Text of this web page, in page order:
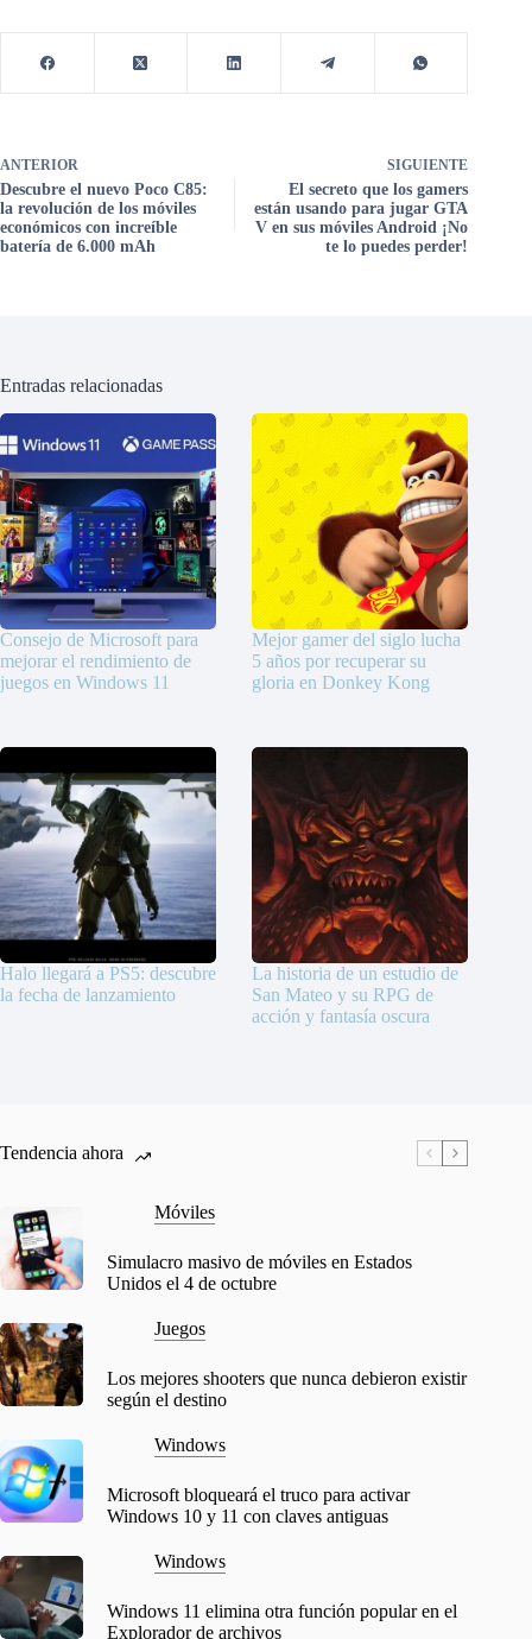
ANTERIOR
Descubre el nuevo Poco C85:
la revolución de los móviles
económicos con increíble
batería de 6.000 mAh
SIGUIENTE
El secreto que los gamers
están usando para jugar GTA
V en sus móviles Android ¡No
te lo puedes perder!
Entradas relacionadas
Consejo de Microsoft para
mejorar el rendimiento de
juegos en Windows 11
Mejor gamer del siglo lucha
5 años por recuperar su
gloria en Donkey Kong
Halo llegará a PS5: descubre
la fecha de lanzamiento
La historia de un estudio de
San Mateo y su RPG de
acción y fantasía oscura
Tendencia ahora
Móviles
Simulacro masivo de móviles en Estados
Unidos el 4 de octubre
Juegos
Los mejores shooters que nunca debieron existir
según el destino
Windows
Microsoft bloqueará el truco para activar
Windows 10 y 11 con claves antiguas
Windows
Windows 11 elimina otra función popular en el
Explorador de archivos